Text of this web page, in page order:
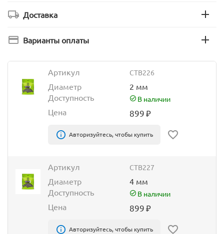
Доставка
Варианты оплаты
Артикул CTB226
Диаметр
2 мм
Доступность
В наличии
Цена 899₽
Авторизуйтесь, чтобы купить
Артикул CTB227
Диаметр
4 мм
Доступность
В наличии
Цена 899₽
Авторизуйтесь, чтобы купить